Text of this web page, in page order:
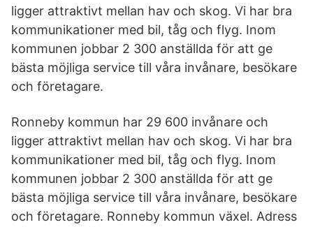
ligger attraktivt mellan hav och skog. Vi har bra
kommunikationer med bil, tåg och flyg. Inom
kommunen jobbar 2 300 anställda för att ge
bästa möjliga service till våra invånare, besökare
och företagare.
Ronneby kommun har 29 600 invånare och
ligger attraktivt mellan hav och skog. Vi har bra
kommunikationer med bil, tåg och flyg. Inom
kommunen jobbar 2 300 anställda för att ge
bästa möjliga service till våra invånare, besökare
och företagare. Ronneby kommun växel. Adress